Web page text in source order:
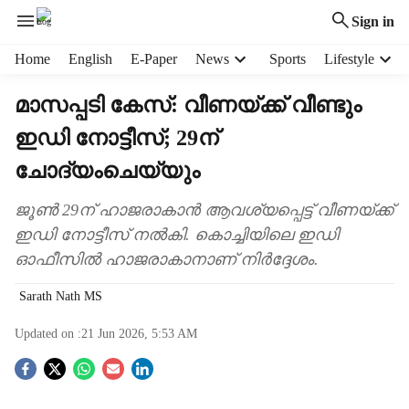
Sign in
Home English E-Paper News Sports Lifestyle
മാസപ്പടി കേസ്: വീണയ്ക്ക് വീണ്ടും
ഇഡി നോട്ടീസ്; 29ന്
ചോദ്യംചെയ്യും
ജൂണ്‍ 29ന് ഹാജരാകാന്‍ ആവശ്യപ്പെട്ട് വീണയ്ക്ക്
ഇഡി നോട്ടീസ് നല്‍കി. കൊച്ചിയിലെ ഇഡി
ഓഫീസില്‍ ഹാജരാകാനാണ് നിര്‍ദ്ദേശം.
Sarath Nath MS
Updated on :21 Jun 2026, 5:53 AM
S